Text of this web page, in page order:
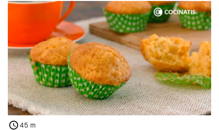
45 m